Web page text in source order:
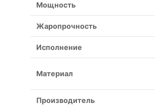
Мощность
Жаропрочность
Исполнение
Материал
Производитель